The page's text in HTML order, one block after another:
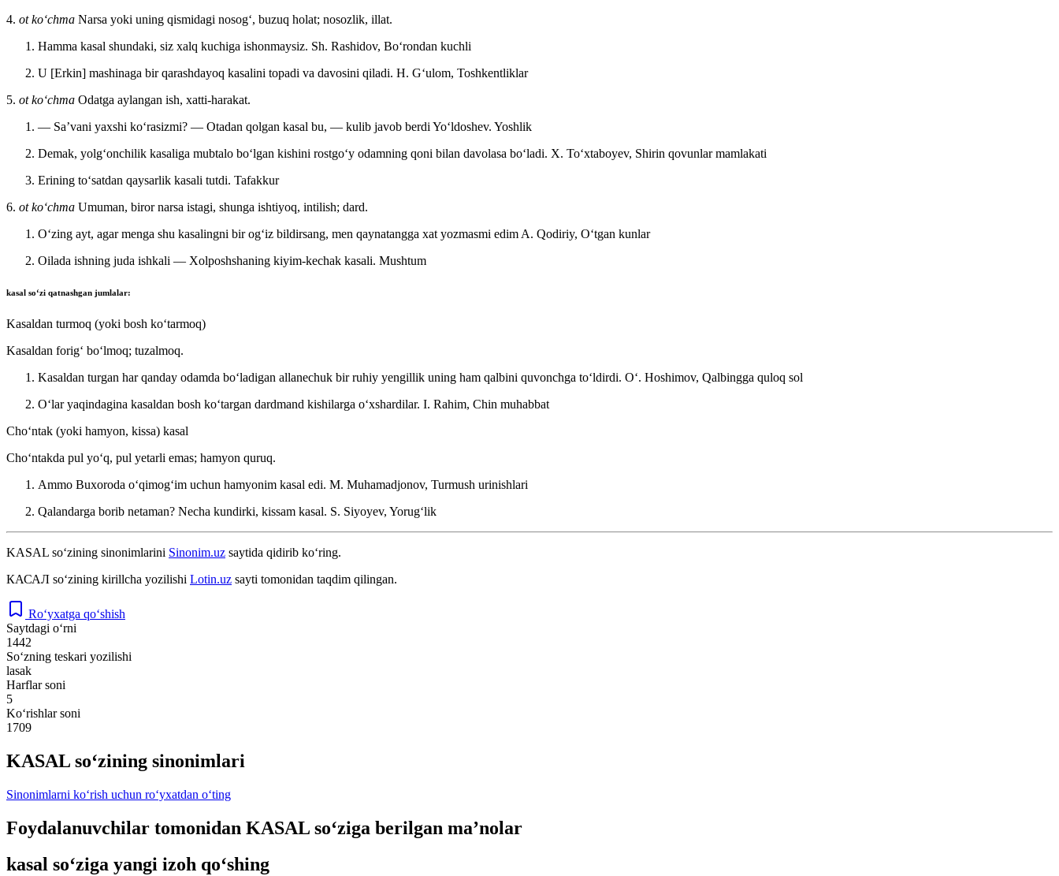
4. ot koʻchma Narsa yoki uning qismidagi nosogʻ, buzuq holat; nosozlik, illat.
Hamma kasal shundaki, siz xalq kuchiga ishonmaysiz. Sh. Rashidov, Boʻrondan kuchli
U [Erkin] mashinaga bir qarashdayoq kasalini topadi va davosini qiladi. H. Gʻulom, Toshkentliklar
5. ot koʻchma Odatga aylangan ish, xatti-harakat.
— Saʼvani yaxshi koʻrasizmi? — Otadan qolgan kasal bu, — kulib javob berdi Yoʻldoshev. Yoshlik
Demak, yolgʻonchilik kasaliga mubtalo boʻlgan kishini rostgoʻy odamning qoni bilan davolasa boʻladi. X. Toʻxtaboyev, Shirin qovunlar mamlakati
Erining toʻsatdan qaysarlik kasali tutdi. Tafakkur
6. ot koʻchma Umuman, biror narsa istagi, shunga ishtiyoq, intilish; dard.
Oʻzing ayt, agar menga shu kasalingni bir ogʻiz bildirsang, men qaynatangga xat yozmasmi edim A. Qodiriy, Oʻtgan kunlar
Oilada ishning juda ishkali — Xolposhshaning kiyim-kechak kasali. Mushtum
kasal soʻzi qatnashgan jumlalar:
Kasaldan turmoq (yoki bosh koʻtarmoq)
Kasaldan forigʻ boʻlmoq; tuzalmoq.
Kasaldan turgan har qanday odamda boʻladigan allanechuk bir ruhiy yengillik uning ham qalbini quvonchga toʻldirdi. Oʻ. Hoshimov, Qalbingga quloq sol
Oʻlar yaqindagina kasaldan bosh koʻtargan dardmand kishilarga oʻxshardilar. I. Rahim, Chin muhabbat
Choʻntak (yoki hamyon, kissa) kasal
Choʻntakda pul yoʻq, pul yetarli emas; hamyon quruq.
Ammo Buxoroda oʻqimogʻim uchun hamyonim kasal edi. M. Muhamadjonov, Turmush urinishlari
Qalandarga borib netaman? Necha kundirki, kissam kasal. S. Siyoyev, Yorugʻlik
KASAL so‘zining sinonimlarini Sinonim.uz saytida qidirib ko‘ring.
КАСАЛ so‘zining kirillcha yozilishi Lotin.uz sayti tomonidan taqdim qilingan.
Ro‘yxatga qo‘shish
Saytdagi o‘rni
1442
So‘zning teskari yozilishi
lasak
Harflar soni
5
Ko‘rishlar soni
1709
KASAL so‘zining sinonimlari
Sinonimlarni ko‘rish uchun ro‘yxatdan o‘ting
Foydalanuvchilar tomonidan KASAL so‘ziga berilgan ma’nolar
kasal so‘ziga yangi izoh qo‘shing